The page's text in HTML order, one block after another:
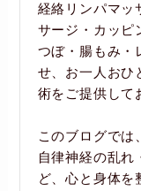
経絡リンパマッ
サージ・カッピ
つぼ・腸もみ・
せ、お一人おひ
術をご提供して
このブログでは
自律神経の乱れ
ど、心と身体を